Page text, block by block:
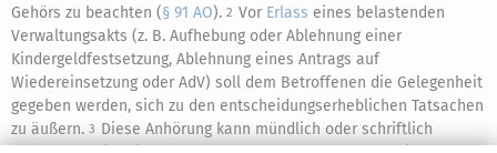
Gehörs zu beachten (§ 91 AO). 2 Vor Erlass eines belastenden
Verwaltungsakts (z. B. Aufhebung oder Ablehnung einer
Kindergeldfestsetzung, Ablehnung eines Antrags auf
Wiedereinsetzung oder AdV) soll dem Betroffenen die Gelegenheit
gegeben werden, sich zu den entscheidungserheblichen Tatsachen
zu äußern. 3 Diese Anhörung kann mündlich oder schriftlich